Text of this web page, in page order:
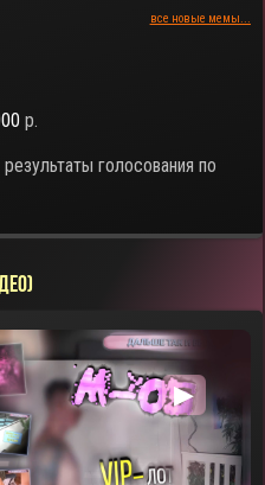
все новые мемы...
р.
голосования по
▶